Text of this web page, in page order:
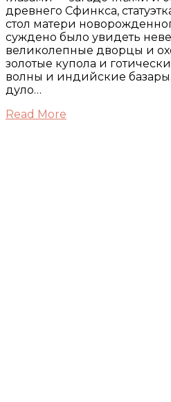
древнего Сфинкса,
стол матери
суждено было увидеть
великолепные дворцы и
золотые купола и
волны и индийские
дуло…
Read More